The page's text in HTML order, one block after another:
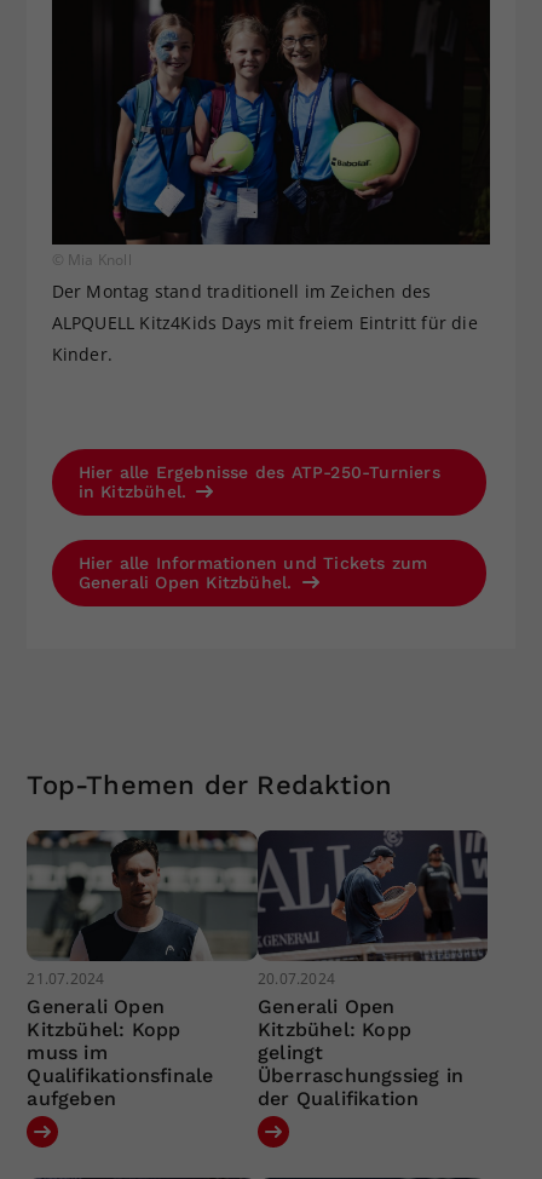
© Mia Knoll
Der Montag stand traditionell im Zeichen des
ALPQUELL Kitz4Kids Days mit freiem Eintritt für die
Kinder.
Hier alle Ergebnisse des ATP-250-Turniers
in Kitzbühel.
Hier alle Informationen und Tickets zum
Generali Open Kitzbühel.
Top-Themen der Redaktion
21.07.2024
Generali Open
Kitzbühel: Kopp
muss im
Qualifikationsfinale
aufgeben
20.07.2024
Generali Open
Kitzbühel: Kopp
gelingt
Überraschungssieg in
der Qualifikation